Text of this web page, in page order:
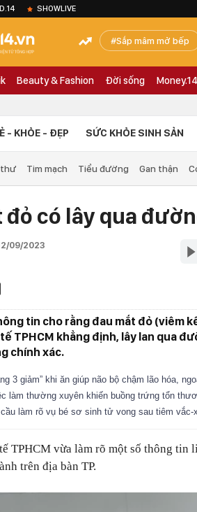
SHOWLIVE
Sắp mâm mở bếp
Beauty & Fashion Đời sống Money.14
- KHỎE - ĐẸP SỨC KHỎE SINH SẢN
thư Tim mạch Tiểu đường Gan thận
có lây qua
09/2023
tin cho rằng đau mắt đỏ (viêm
tế TPHCM khẳng định, lây lan qua
chính xác.
3 giảm” khi ăn giúp não bộ chậm lão hóa,
làm thường xuyên khiến buồng trứng tổn
làm rõ vụ bé sơ sinh tử vong sau tiêm vắc-
TPHCM vừa làm rõ một số thông tin
trên địa bàn TP.